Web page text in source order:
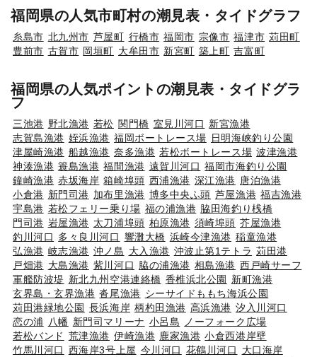
福岡県の人気市町村の潮見表・タイドグラフ
糸島市 北九州市 芦屋町 行橋市 福岡市 宗像市 福津市 苅田町
豊前市 古賀市 岡垣町 大牟田市 新宮町 築上町 吉富町
福岡県の人気ポイントの潮見表・タイドグラ
フ
三池港 野北漁港 若松 関門橋 室見川河口 新宮漁港
志賀島漁港 姪浜漁港 福岡ボートレース場 日明海峡釣り公園
津屋崎漁港 船越漁港 奈多漁港 若松ボートレース場 波津漁港
神湊漁港 簑島漁港 福間漁港 遠賀川河口 福岡市海釣り公園
鐘崎漁港 赤坂海岸 箱崎埠頭 西浦漁港 深江漁港 唐泊漁港
小倉港 新門司港 加布里漁港 博多中央ふ頭 芦屋漁港 福吉漁港
宇島港 若松フェリー乗り場 福の浦漁港 脇田海釣り桟橋
門司港 岩屋漁港 太刀浦埠頭 柏原漁港 須崎埠頭 芥屋漁港
釣川河口 多々良川河口 響灘大橋 浜崎今津漁港 稲童漁港
弘漁港 岐志漁港 沖ノ島 大入漁港 沖波止第1テトラ 苅田港
戸畑港 大島漁港 紫川河口 脇の浦漁港 相島漁港 西戸崎サーフ
軍艦防波堤 新北九州空港連絡橋 香椎浜北公園 新町漁港
玄界島・玄界漁港 沓尾漁港 シーサイドももち海浜公園
苅田港緑地公園 長浜海岸 柄杓田漁港 高浜漁港 汐入川河口
恋の浦
八幡 新門司マリーナ 小呂島
ノーフォーク広場
若松バンド 荒津漁港 伊崎漁港 鹿家漁港 小倉西港岸壁
竹馬川河口 西海岸3号上屋 今川河口 花鶴川河口
大口海岸